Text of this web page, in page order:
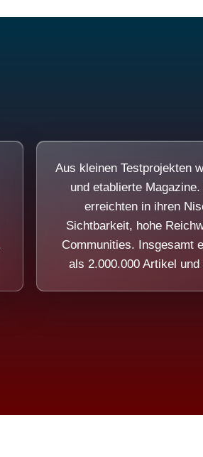
Aus kleinen Testprojekten
und etablierte
erreichten in ihren
Sichtbarkeit, hohe
Communities. Insgesamt
als 2.000.000 Artikel